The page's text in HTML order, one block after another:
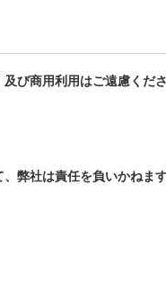
び商用利用はご遠慮くだ
弊社は責任を負いかねます